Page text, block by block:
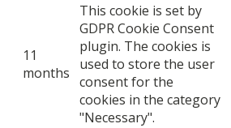
11
months
This cookie is set by
GDPR Cookie Consent
plugin. The cookies is
used to store the user
consent for the
cookies in the category
"Necessary".